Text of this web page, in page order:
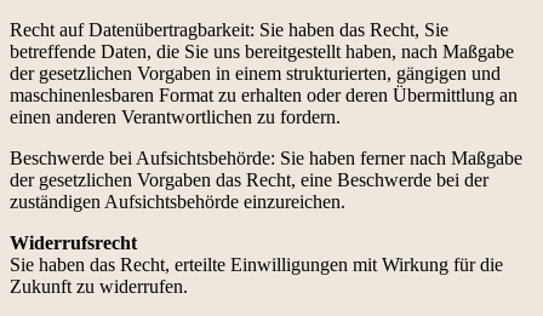
Recht auf Datenübertragbarkeit: Sie haben das Recht, Sie
betreffende Daten, die Sie uns bereitgestellt haben, nach Maßgabe
der gesetzlichen Vorgaben in einem strukturierten, gängigen und
maschinenlesbaren Format zu erhalten oder deren Übermittlung an
einen anderen Verantwortlichen zu fordern.
Beschwerde bei Aufsichtsbehörde: Sie haben ferner nach Maßgabe
der gesetzlichen Vorgaben das Recht, eine Beschwerde bei der
zuständigen Aufsichtsbehörde einzureichen.
Widerrufsrecht
Sie haben das Recht, erteilte Einwilligungen mit Wirkung für die
Zukunft zu widerrufen.